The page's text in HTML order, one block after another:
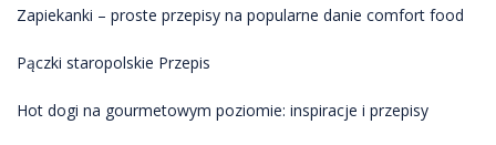
Zapiekanki – proste przepisy na popularne danie comfort food
Pączki staropolskie Przepis
Hot dogi na gourmetowym poziomie: inspiracje i przepisy